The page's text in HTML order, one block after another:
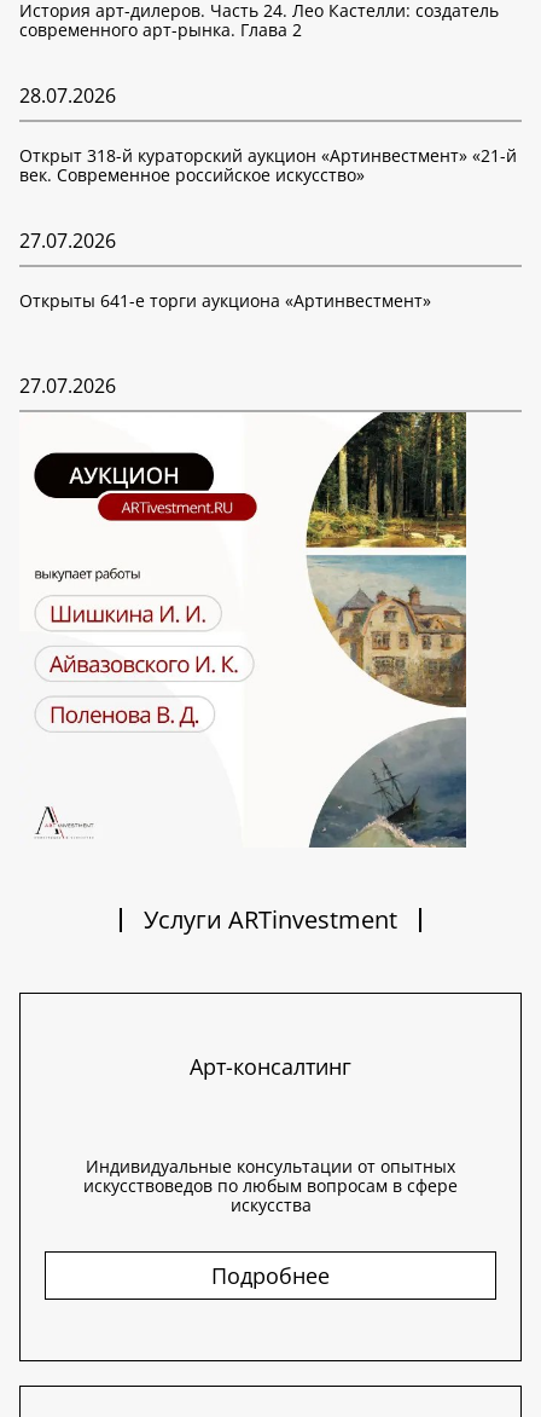
История арт-дилеров. Часть 24. Лео Кастелли: создатель
современного арт-рынка. Глава 2
28.07.2026
Открыт 318-й кураторский аукцион «Артинвестмент» «21-й
век. Современное российское искусство»
27.07.2026
Открыты 641-е торги аукциона «Артинвестмент»
27.07.2026
Услуги ARTinvestment
Арт-консалтинг
Индивидуальные консультации от опытных
искусствоведов по любым вопросам в сфере
искусства
Подробнее